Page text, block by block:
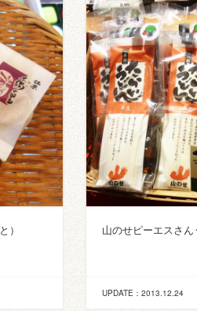
） 山のせピーエスさ
UPDATE：2013.12.24